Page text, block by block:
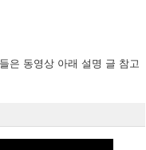
은 동영상 아래 설명 글 참고